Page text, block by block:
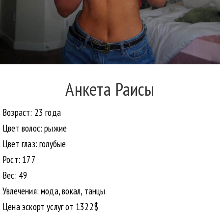
Анкета Раисы
Возраст: 23 года
Цвет волос: рыжие
Цвет глаз: голубые
Рост: 177
Вес: 49
Увлечения: мода, вокал, танцы
Цена эскорт услуг от 1322$